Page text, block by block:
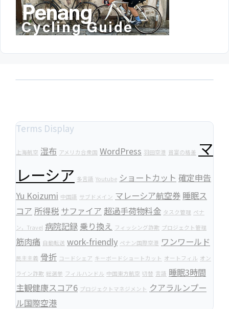
Terms Display
上海航空 湿布 アメリカ合衆国 WordPress 羽田空港 貧富の格差 マ
レーシア 多言語 Youtube ショートカット 確定申告
Yu Koizumi 中国語 サブドメイン マレーシア航空券 睡眠ス
コア 所得税 サファイア 超過手荷物料金 タスク管理 ペナ
ン，Travel 病院記録 乗り換え フィッシング詐欺 プロジェクト管理
筋肉痛 自動転送 work-friendly ペナン国際空港 ワンワールド
民主主義 骨折 コードシェア キーボードショートカット オートフィル オン
ライン詐欺 総選挙 フィルハンドル 中国東方航空 切替 言語 睡眠3時間
主観健康スコア6 プロジェクトマネジメント クアラルンプー
ル国際空港